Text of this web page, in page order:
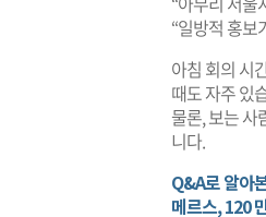
“일방적 홍보
아침 회의 시
때도 자주 있
물론, 보는 사
니다.
Q&A로 알아
메르스, 120